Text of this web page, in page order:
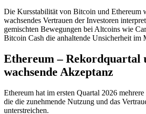
Die Kursstabilität von Bitcoin und Ethereum
wachsendes Vertrauen der Investoren
gemischten Bewegungen bei Altcoins wie
Bitcoin Cash die anhaltende Unsicherheit im
Ethereum – Rekordquartal
wachsende Akzeptanz
Ethereum hat im ersten Quartal 2026
die die zunehmende Nutzung und das
unterstreichen.